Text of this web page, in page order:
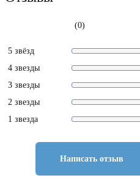
(0)
5 звёзд
4 звезды
3 звезды
2 звезды
1 звезда
Написать отзыв